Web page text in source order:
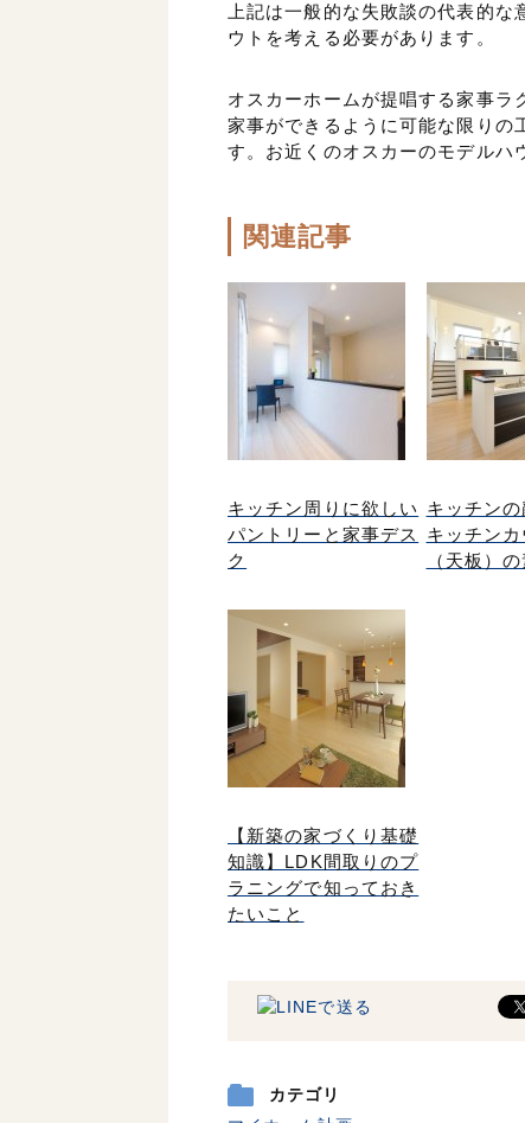
上記は一般的な失敗談の代表的
ウトを考える必要があります。
オスカーホームが提唱する家事
家事ができるように可能な限り
す。お近くのオスカーのモデルハ
関連記事
キッチン周りに欲しい
パントリーと家事デス
ク
キッチンの
キッチン
（天板）
【新築の家づくり基礎
知識】LDK間取りのプ
ラニングで知っておき
たいこと
カテゴリ